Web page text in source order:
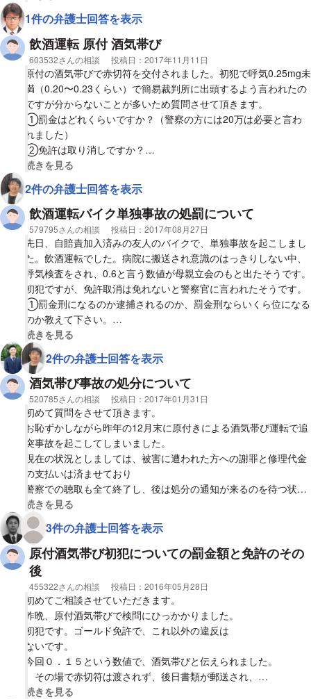
は事実ですが、最初の取り調べからきちんと行ってもらえれば、
再度調書の取り直しなどはありませんでしたよね？実際の事が起
きてから半年経過しています。警察の過失により時間がズレ、行
政処分等も遅れます。これは普通でしょうか？
・数値が高いですが初犯で、犯罪歴は未成年時に自転車窃盗があ
るくらいです。借金などもなく、交通違反に関しても、1年前に
右折禁止を右折してしまった１件です。
ただ数値が高いだけで、他は何も考慮されてないように感じま
す。反抗も一度もせず素直に全てに対応しています。これは適切
な金額でしょうか？
※希望としては、免許２年取り消しは仕方ないにしろ、罰金の金
額は減額したいのが本音です。
飲んですぐでしたので、数値も高く出てしまいましたが、過去こ
ういったことはなく、初犯で５０万はすこし納得いきません。
明日、引きあたり捜査を行うので出頭するよう伝えられました。
また、その時、私が運転していた車が社用車で
普段使いしている車でした。
その日は、一度帰宅後に着替えてから出ています。
会社にも伝えております。
そこで、質問なのですが、
1・今後の処罰の流れ
2・会社に罰金の請求が行くのか・退勤時とみなされるのか
とても、不安で後悔しても仕切れないし、
食事も喉を通りません。
宜しければ、回答をお願いします。
1件の弁護士回答を表示
飲酒運転 原付 酒気帯び
相談者
603532さんの相談 投稿日： 2017年11月11日
原付の酒気帯びで赤切符を交付されました。初犯で呼気0.25mg未
満（0.20〜0.23くらい）で簡易裁判所に出頭するよう言われたの
ですが分からないことが多いため質問させて頂きます。
①罰金はどれくらいですか？（警察の方には20万は必要と言わ
れました）
②免許は取り消しですか？
③過去原付で信号無視で処分を1回うけましたが、それは免取や
自分の行いのせいで周りに迷惑をかけてしまったのでしっかりと
反省しこれから2度とこのようなことは起こさないと誓います。
回答よろしくお願い致します
視覚的に省略された相談全文の
続きを見る
2件の弁護士回答を表示
飲酒運転バイク単独事故の処罰について
相談者
579795さんの相談 投稿日： 2017年08月27日
先日、自賠責加入済みの友人のバイクで、単独事故を起こしまし
た。飲酒運転でした。病院に搬送され意識のはっきりしない中、
呼気検査をされ、0.6と言う数値が母親立会のもと出たそうです。
初犯ですが、免許取消は免れないと警察官に言われたそうです。
①罰金刑になるのか逮捕されるのか、罰金刑ならいくら位になる
のか教えて下さい。
②警察に出頭する際に、状況を話さなければいけないのですが、
何処で誰と飲んだかなど全く記憶がない状況です。そのままを話
して大丈夫なのでしょうか？嘘をついていると思われるのが心配
です。
ご回答を宜しくお願いします。
視覚的に省略された相談全文の
続きを見る
2件の弁護士回答を表示
酒気帯び事故の処分について
相談者
520785さんの相談 投稿日： 2017年01月31日
初めて質問をさせて頂きます。
お恥ずかしながら昨年の12月末に原付きによる酒気帯び運転で追
突事故を起こしてしまいました。
現在の状況としましては、被害に遭われた方への謝罪と修理代金
の支払いは済ませており
警察での聴取も全て終了し、後は処分の通知が来るのを待つ状況
となっております。
事故内容としては
信号待ちの車へ減速が間に合わず、後部に追突をしてしまい
被害に遭われた方は幸いにも怪我はなかったようなので、その点
だけは不幸中の幸いでした。
大変申し訳ないことをしてしまい、深く反省しております。
自分の怪我や死亡ならまだしも、他人を巻き込む可能性があるこ
とを浅く考えてしまっていたことは恥ずべきことであり、今回以
後二度とないようにします。
アルコール検知数は0.25でしたので
免許取り消しになるとのことでした。
視覚的に省略された相談全文の
続きを見る
3件の弁護士回答を表示
原付酒気帯び初犯についての罰金額と免許のその
後
相談者
455322さんの相談 投稿日： 2016年05月28日
初めてご相談させていただきます。
昨晩、原付酒気帯びで検問にひっかかりました。
初犯です。ゴールド免許で、これ以外の違反は
ないです。
今回０．１５という数値で、酒気帯びと伝えられました。
その場で赤切符は渡されず、後日書類が郵送され、
略式裁判（略式手続き？）で罰金を支払うことを告げ
視覚的に省略された相談全文の
続きを見る